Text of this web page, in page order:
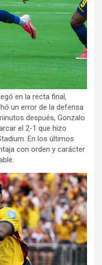
en la recta final,
un error de la defensa
después, Gonzalo
el 2-1 que hizo
En los últimos
con orden y carácter